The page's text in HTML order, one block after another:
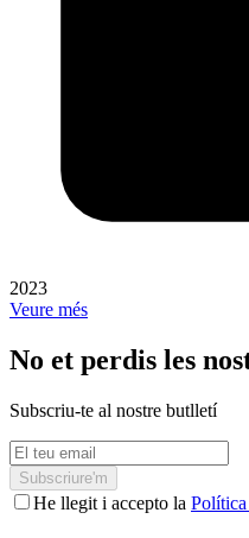
2023
Veure més
No et perdis les
Subscriu-te al nostre butlletí
Subscriure'm
He llegit i accepto la